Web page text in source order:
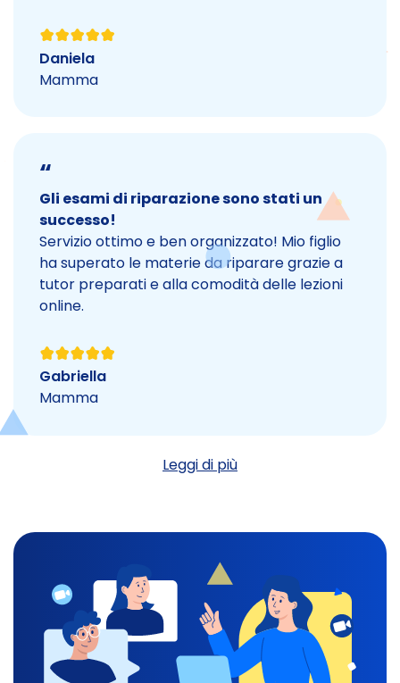
Daniela
Mamma
“
Gli esami di riparazione sono stati un
successo!
Servizio ottimo e ben organizzato! Mio figlio
ha superato le materie da riparare grazie a
tutor preparati e alla comodità delle lezioni
online.
Gabriella
Mamma
Leggi di più